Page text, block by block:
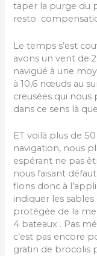
taper la purge du
resto
Le temps s’est
avons un vent de
navigué à une
à 10,6 nœuds au
creusées qui nous
dans ce sens là
ET voilà plus de
navigation, nous
espérant ne pas
nous faisant
fions donc à
indiquer les sables
protégée de la
4 bateaux . Pas
c’est pas encore
gratin de brocolis